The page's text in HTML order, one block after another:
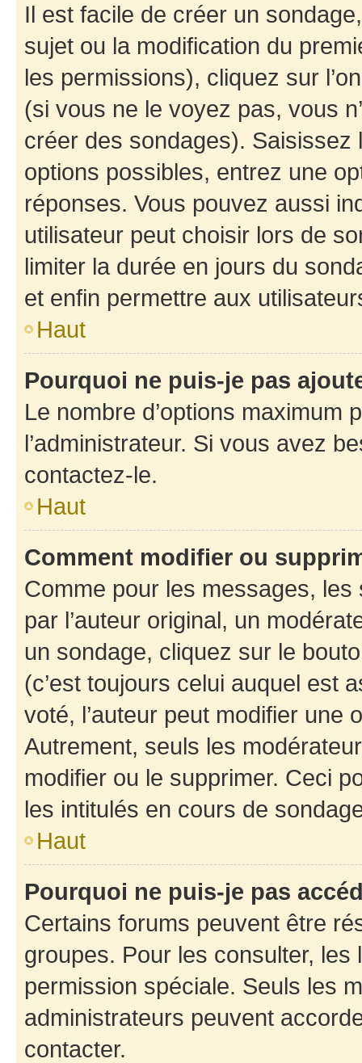
Il est facile de créer un
sujet ou la modification du
les permissions), cliquez sur
(si vous ne le voyez pas, vous
créer des sondages).
options possibles, entrez une
réponses. Vous pouvez aussi
utilisateur peut choisir lors de
limiter la durée en jours du
et enfin permettre aux
Haut
Pourquoi ne puis-je pas
Le nombre d’options maximum
l’administrateur. Si vous avez
contactez-le.
Haut
Comment modifier ou
Comme pour les messages,
par l’auteur original, un
un sondage, cliquez sur le
(c’est toujours celui auquel est
voté, l’auteur peut modifier une
Autrement, seuls les
modifier ou le supprimer. Ceci
les intitulés en cours de
Haut
Pourquoi ne puis-je pas
Certains forums peuvent être
groupes. Pour les consulter,
permission spéciale. Seuls les
administrateurs peuvent
contacter.